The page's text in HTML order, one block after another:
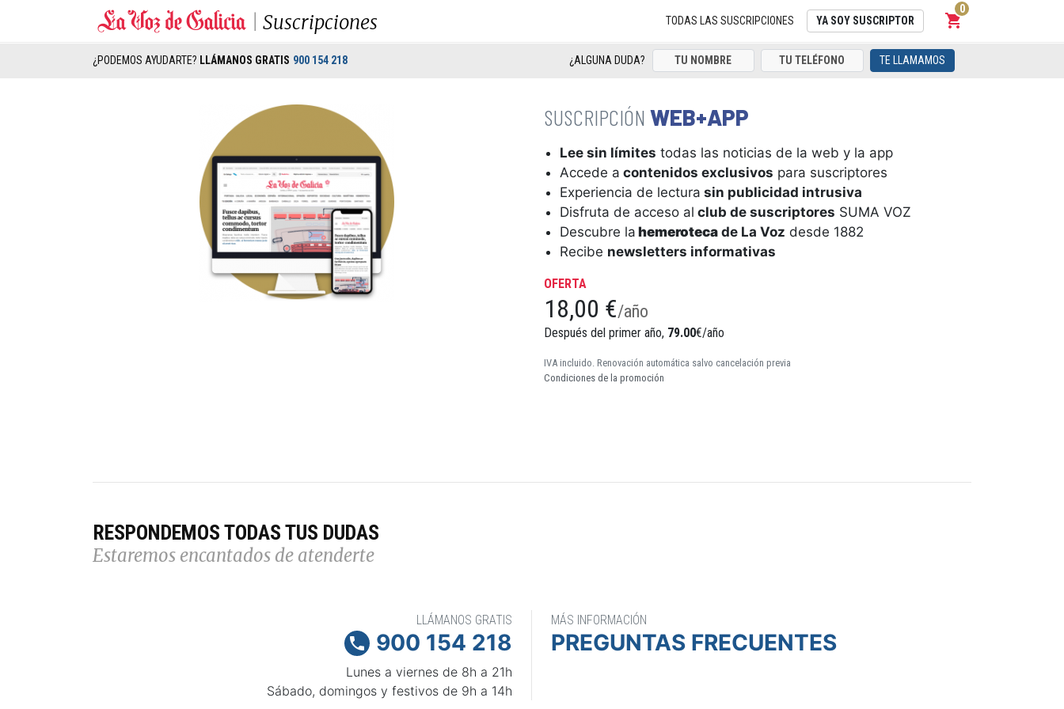
Suscripciones TODAS LAS SUSCRIPCIONES YA SOY SUSCRIPTOR shopping_cart
Carrito
0
¿PODEMOS AYUDARTE? LLÁMANOS GRATIS 900 154 218 ¿ALGUNA DUDA? TE LLAMAMOS
WEB+APP
Lee sin límites todas las noticias de la web y la app
Accede a contenidos exclusivos para suscriptores
Experiencia de lectura sin publicidad intrusiva
Disfruta de acceso al club de suscriptores SUMA VOZ
Descubre la hemeroteca de La Voz desde 1882
Recibe newsletters informativas
OFERTA
18,00 €/año
Después del primer año, 79.00€/año
IVA incluido. Renovación automática salvo cancelación previa
Condiciones de la promoción
RESPONDEMOS TODAS TUS DUDAS
Estaremos encantados de atenderte
LLÁMANOS GRATIS
 900 154 218
Lunes a viernes de 8h a 21h
Sábado, domingos y festivos de 9h a 14h
MÁS INFORMACIÓN
PREGUNTAS FRECUENTES